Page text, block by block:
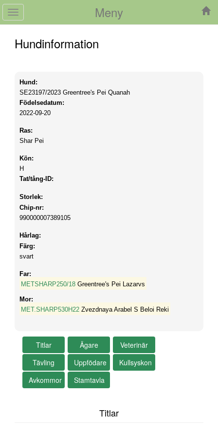
Meny
Toggle
navigation
Hundinformation
Hund:
SE23197/2023 Greentree's Pei Quanah
Födelsedatum:
2022-09-20
Ras:
Shar Pei
Kön:
H
Tat/tång-ID:
Storlek:
Chip-nr:
990000007389105
Hårlag:
Färg:
svart
Far:
METSHARP250/18 Greentree's Pei Lazarvs
Mor:
MET.SHARP530H22 Zvezdnaya Arabel S Beloi Reki
Titlar